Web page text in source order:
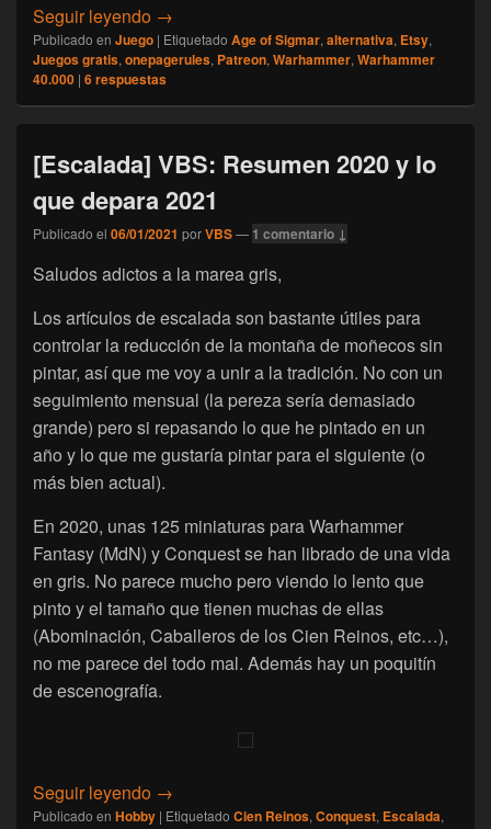
Seguir leyendo [Juego] La alternativa de OnePageRules
→
Publicado en Juego | Etiquetado Age of Sigmar, alternativa, Etsy,
Juegos gratis, onepagerules, Patreon, Warhammer, Warhammer
40.000 | 6respuestas
[Escalada] VBS: Resumen 2020 y lo
que depara 2021
Publicado el 06/01/2021 porVBS— 1 comentario ↓
Saludos adictos a la marea gris,
Los artículos de escalada son bastante útiles para
controlar la reducción de la montaña de moñecos sin
pintar, así que me voy a unir a la tradición. No con un
seguimiento mensual (la pereza sería demasiado
grande) pero si repasando lo que he pintado en un
año y lo que me gustaría pintar para el siguiente (o
más bien actual).
En 2020, unas 125 miniaturas para Warhammer
Fantasy (MdN) y Conquest se han librado de una vida
en gris. No parece mucho pero viendo lo lento que
pinto y el tamaño que tienen muchas de ellas
(Abominación, Caballeros de los Cien Reinos, etc…),
no me parece del todo mal. Además hay un poquitín
de escenografía.
Seguir leyendo [Escalada] VBS: Resumen 2020 y lo que
→
Publicado en Hobby | Etiquetado Cien Reinos, Conquest, Escalada,